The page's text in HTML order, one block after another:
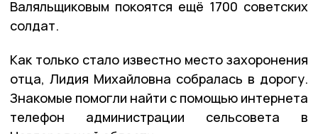
Валяльщиковым покоятся ещё 1700 советских
солдат.
Как только стало известно место захоронения
отца, Лидия Михайловна собралась в дорогу.
Знакомые помогли найти с помощью интернета
телефон администрации сельсовета в